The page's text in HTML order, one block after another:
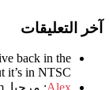
آخر التعليقات
back in the
it’s in NTSC